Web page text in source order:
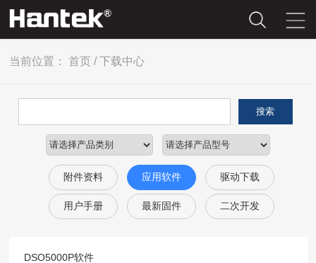
当前位置： 首页 /下载中心
搜索
附件资料 应用软件 驱动下载
用户手册 最新固件 二次开发
DSO5000P软件